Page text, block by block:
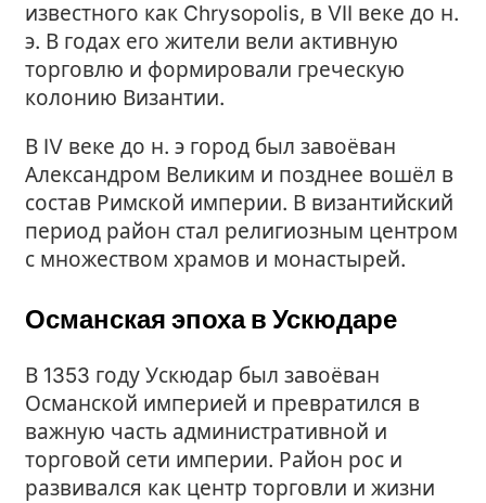
известного как Chrysopolis, в VII веке до н.
э. В годах его жители вели активную
торговлю и формировали греческую
колонию Византии.
В IV веке до н. э город был завоёван
Александром Великим и позднее вошёл в
состав Римской империи. В византийский
период район стал религиозным центром
с множеством храмов и монастырей.
Османская эпоха в Ускюдаре
В 1353 году Ускюдар был завоёван
Османской империей и превратился в
важную часть административной и
торговой сети империи. Район рос и
развивался как центр торговли и жизни